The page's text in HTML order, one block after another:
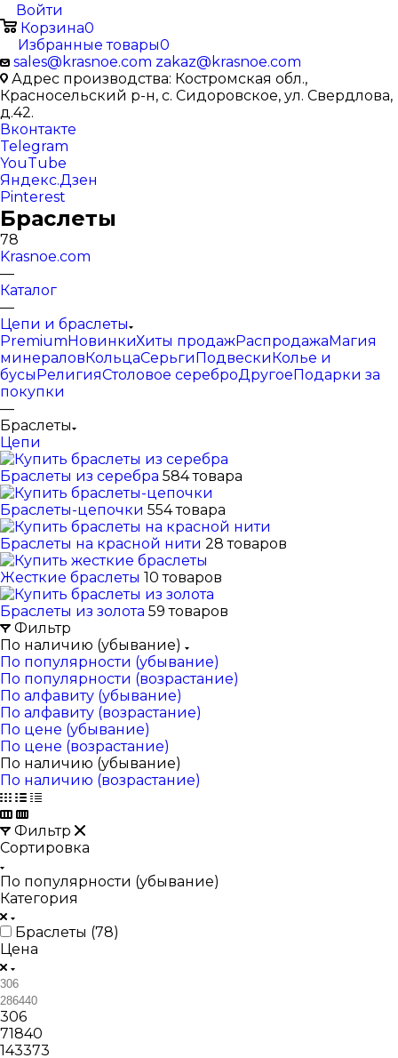
Войти
Корзина0
Избранные товары0
sales@krasnoe.com zakaz@krasnoe.com
Адрес производства: Костромская обл.,
Красносельский р-н, с. Сидоровское, ул. Свердлова,
д.42.
Вконтакте
Telegram
YouTube
Яндекс.Дзен
Pinterest
Браслеты
78
Krasnoe.com
—
Каталог
—
Цепи и браслеты
PremiumНовинкиХиты продажРаспродажаМагия
минераловКольцаСерьгиПодвескиКолье и
бусыРелигияСтоловое сереброДругоеПодарки за
покупки
—
Браслеты
Цепи
Браслеты из серебра 584 товара
Браслеты-цепочки 554 товара
Браслеты на красной нити 28 товаров
Жесткие браслеты 10 товаров
Браслеты из золота 59 товаров
Фильтр
По наличию (убывание)
По популярности (убывание)
По популярности (возрастание)
По алфавиту (убывание)
По алфавиту (возрастание)
По цене (убывание)
По цене (возрастание)
По наличию (убывание)
По наличию (возрастание)
Фильтр
Сортировка
По популярности (убывание)
Категория
Браслеты (78)
Цена
306
71840
143373